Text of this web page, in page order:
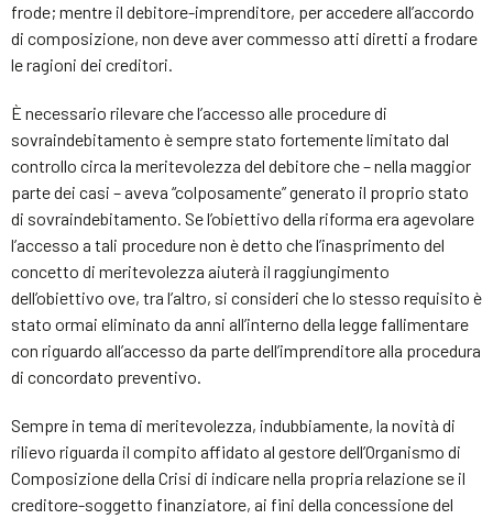
frode; mentre il debitore-imprenditore, per accedere all’accordo
di composizione, non deve aver commesso atti diretti a frodare
le ragioni dei creditori.
È necessario rilevare che l’accesso alle procedure di
sovraindebitamento è sempre stato fortemente limitato dal
controllo circa la meritevolezza del debitore che – nella maggior
parte dei casi – aveva “colposamente” generato il proprio stato
di sovraindebitamento. Se l’obiettivo della riforma era agevolare
l’accesso a tali procedure non è detto che l’inasprimento del
concetto di meritevolezza aiuterà il raggiungimento
dell’obiettivo ove, tra l’altro, si consideri che lo stesso requisito è
stato ormai eliminato da anni all’interno della legge fallimentare
con riguardo all’accesso da parte dell’imprenditore alla procedura
di concordato preventivo.
Sempre in tema di meritevolezza, indubbiamente, la novità di
rilievo riguarda il compito affidato al gestore dell’Organismo di
Composizione della Crisi di indicare nella propria relazione se il
creditore-soggetto finanziatore, ai fini della concessione del